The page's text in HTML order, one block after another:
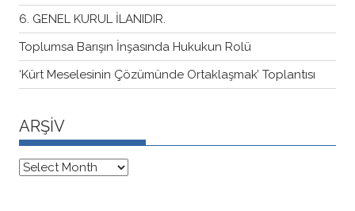
6. GENEL KURUL İLANIDIR.
Toplumsa Barışın İnşasında Hukukun Rolü
‘Kürt Meselesinin Çözümünde Ortaklaşmak’ Toplantısı
ARŞİV
ARŞİV